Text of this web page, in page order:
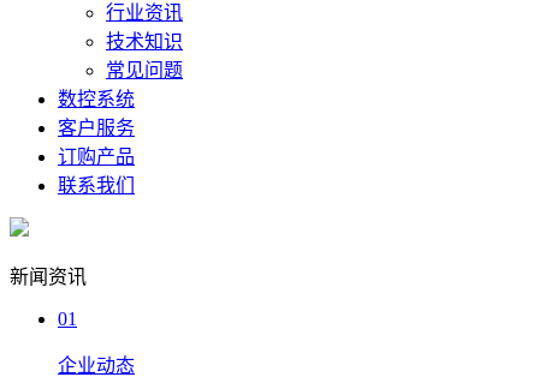
行业资讯
技术知识
常见问题
数控系统
客户服务
订购产品
联系我们
新闻资讯
01
企业动态